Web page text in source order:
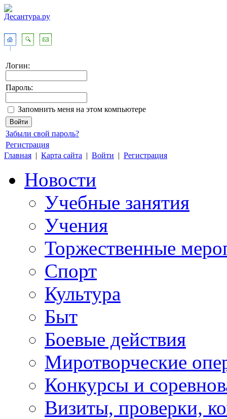
Логин:
Пароль:
Запомнить меня на этом компьютере
Забыли свой пароль?
Регистрация
Главная | Карта сайта | Войти | Регистрация
Новости
Учебные занятия
Учения
Торжественные
Спорт
Культура
Быт
Боевые действия
Миротворческие
Конкурсы и
Визиты, проверки,